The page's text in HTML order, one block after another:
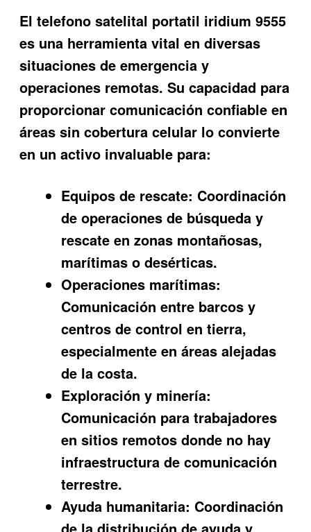
Eltelefono satelital portatil iridium 9555
es una herramienta vital en diversas
situaciones de emergencia y
operaciones remotas. Su capacidad para
proporcionar comunicación confiable en
áreas sin cobertura celular lo convierte
en un activo invaluable para:
Equipos de rescate: Coordinación
de operaciones de búsqueda y
rescate en zonas montañosas,
marítimas o desérticas.
Operaciones marítimas:
Comunicación entre barcos y
centros de control en tierra,
especialmente en áreas alejadas
de la costa.
Exploración y minería:
Comunicación para trabajadores
en sitios remotos donde no hay
infraestructura de comunicación
terrestre.
Ayuda humanitaria: Coordinación